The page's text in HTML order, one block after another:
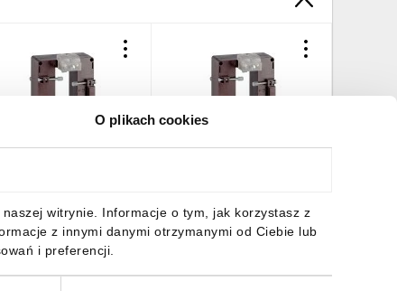
O plikach cookies
witrynie. Informacje o tym, jak korzystasz z
z innymi danymi otrzymanymi od Ciebie lub
i preferencji.
złbrutto
TAMP50D120
115,18 zł brutto